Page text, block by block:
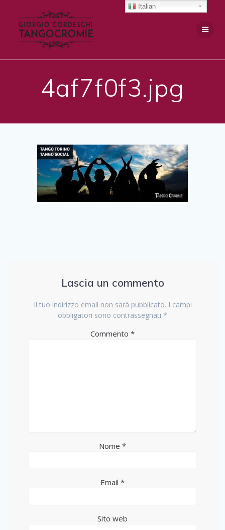
4af7f0f3.jpg
Lascia un commento
Il tuo indirizzo email non sarà pubblicato. I campi
obbligatori sono contrassegnati *
Commento *
Nome *
Email *
Sito web
Italian